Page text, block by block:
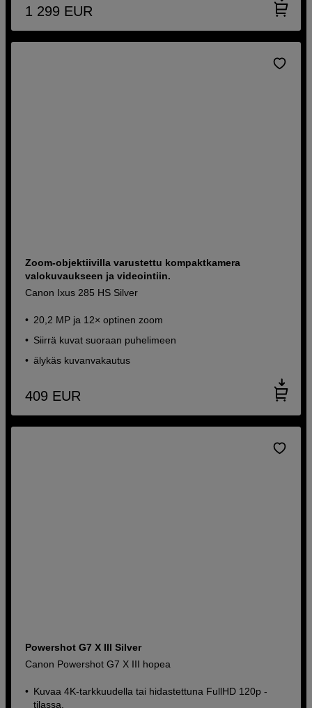
1 299 EUR
Zoom-objektiivilla varustettu kompaktkamera
valokuvaukseen ja videointiin.
Canon Ixus 285 HS Silver
20,2 MP ja 12× optinen zoom
Siirrä kuvat suoraan puhelimeen
älykäs kuvanvakautus
409 EUR
Powershot G7 X III Silver
Canon Powershot G7 X III hopea
Kuvaa 4K-tarkkuudella tai hidastettuna FullHD 120p -
tilassa.